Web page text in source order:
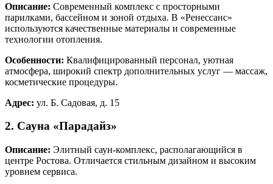
Описание: Современный комплекс с просторными
парилками, бассейном и зоной отдыха. В «Ренессанс»
используются качественные материалы и современные
технологии отопления.
Особенности: Квалифицированный персонал, уютная
атмосфера, широкий спектр дополнительных услуг — массаж,
косметические процедуры.
Адрес: ул. Б. Садовая, д. 15
2. Сауна «Парадайз»
Описание: Элитный саун-комплекс, располагающийся в
центре Ростова. Отличается стильным дизайном и высоким
уровнем сервиса.